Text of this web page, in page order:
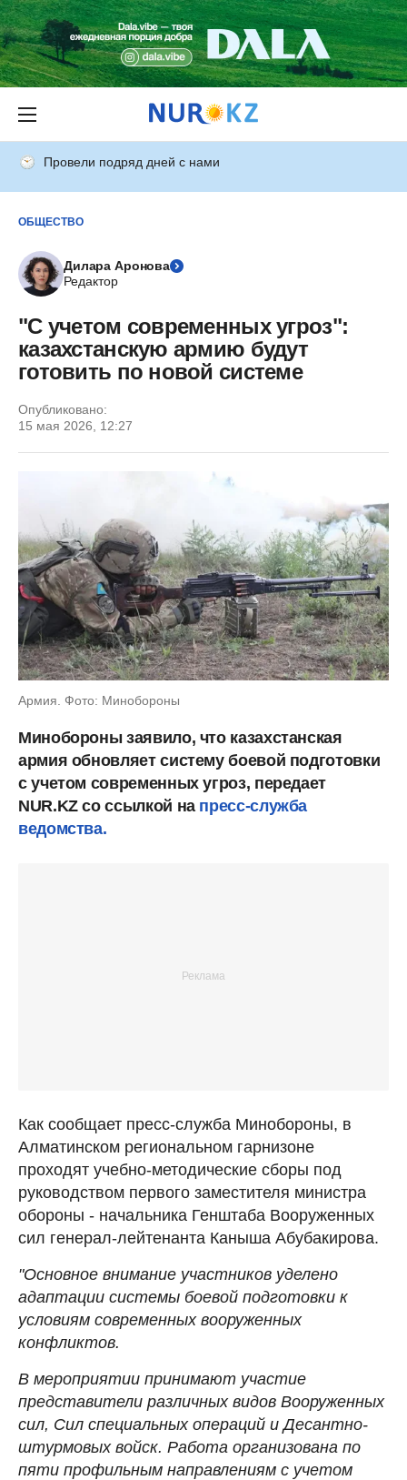
Провели подряд дней с нами
ОБЩЕСТВО
Дилара Аронова
Редактор
"С учетом современных угроз":
казахстанскую армию будут
готовить по новой системе
Опубликовано:
15 мая 2026, 12:27
Армия. Фото: Минобороны
Минобороны заявило, что казахстанская
армия обновляет систему боевой подготовки
с учетом современных угроз, передает
NUR.KZ со ссылкой напресс-служба
ведомства.
Как сообщает пресс-служба Минобороны, в
Алматинском региональном гарнизоне
проходят учебно-методические сборы под
руководством первого заместителя министра
обороны - начальника Генштаба Вооруженных
сил генерал-лейтенанта Каныша Абубакирова.
"Основное внимание участников уделено
адаптации системы боевой подготовки к
условиям современных вооруженных
конфликтов.
В мероприятии принимают участие
представители различных видов Вооруженных
сил, Сил специальных операций и Десантно-
штурмовых войск. Работа организована по
пяти профильным направлениям с учетом